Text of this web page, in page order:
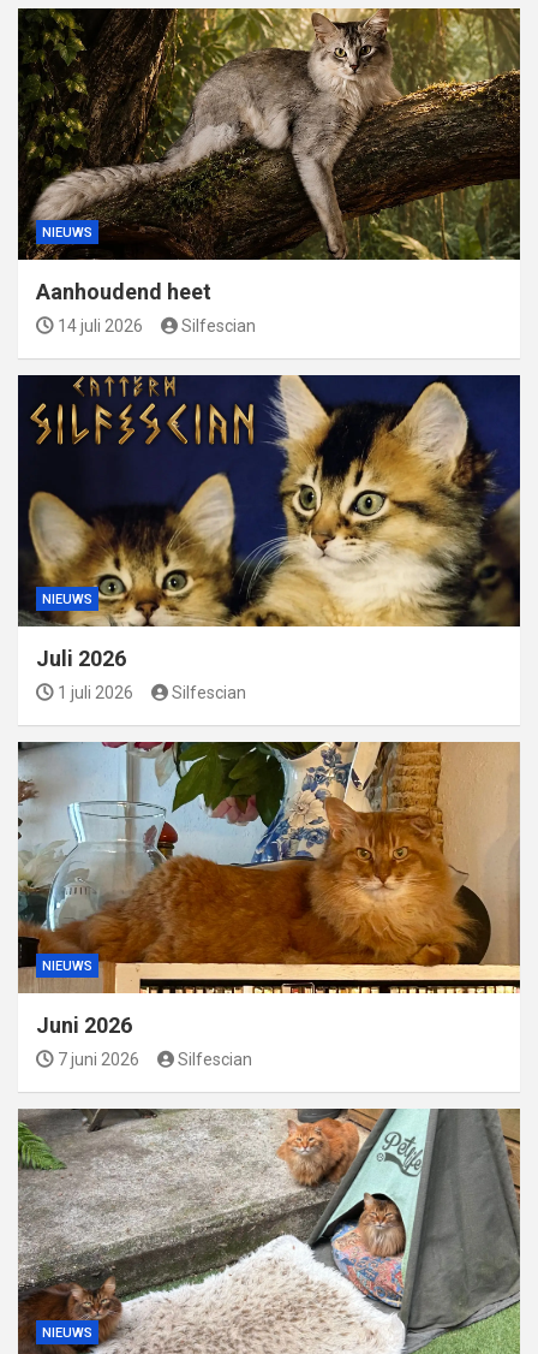
NIEUWS
Aanhoudend heet
14 juli 2026 Silfescian
NIEUWS
Juli 2026
1 juli 2026 Silfescian
NIEUWS
Juni 2026
7 juni 2026 Silfescian
NIEUWS